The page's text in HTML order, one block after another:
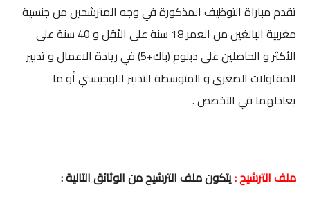
تقدم مباراة التوظيف المذكورة في وجه المترشحين من جنسية
مغربية البالغين من العمر 18 سنة على الأقل و 40 سنة على
الأكثر و الحاصلين على دبلوم (باك+5) في ريادة الاعمال و تدبير
المقاولات الصغرى و المتوسطة التدبير اللوجيستي أو ما
يعادلهما في التخصص .
ملف الترشيح :يتكون ملف الترشيح من الوثائق التالية :